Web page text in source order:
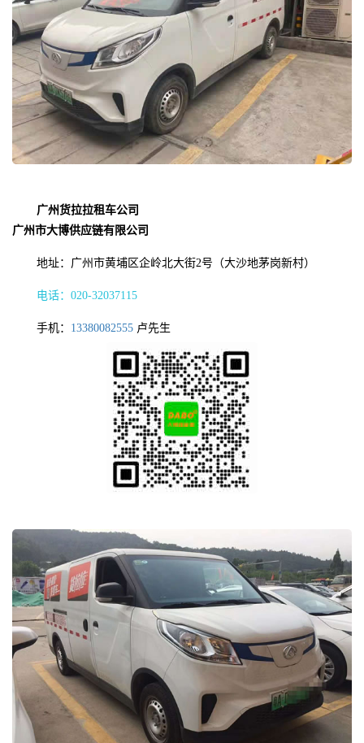
广州货拉拉租车公司
广州市大博供应链有限公司
地址：广州市黄埔区企岭北大街2号（大沙地茅岗新村）
电话：020-32037115
手机： 13380082555 卢先生